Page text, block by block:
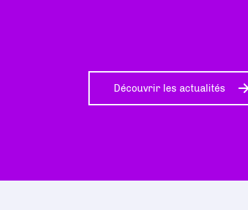
Découvrir les actualités